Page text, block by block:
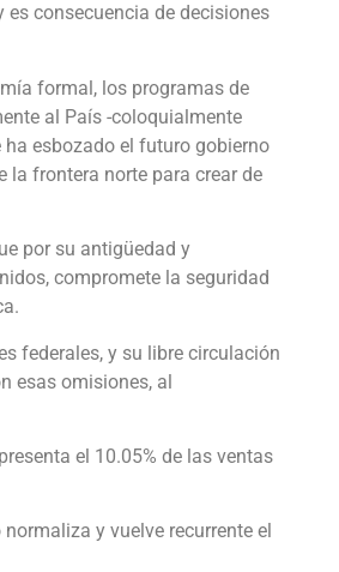
consecuencia de decisiones
formal, los programas de
al País -coloquialmente
esbozado el futuro gobierno
la frontera norte para crear de
por su antigüedad y
compromete la seguridad
federales, y su libre circulación
esas omisiones, al
el 10.05% de las ventas
y vuelve recurrente el